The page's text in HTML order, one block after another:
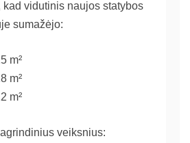
kad vidutinis naujos statybos
sumažėjo:
m²
m²
m²
veiksnius: